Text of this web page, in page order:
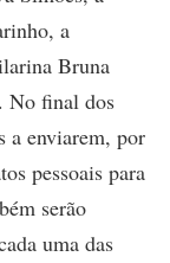
a
Bruna
No final dos
a enviarem, por
pessoais para
serão
uma das